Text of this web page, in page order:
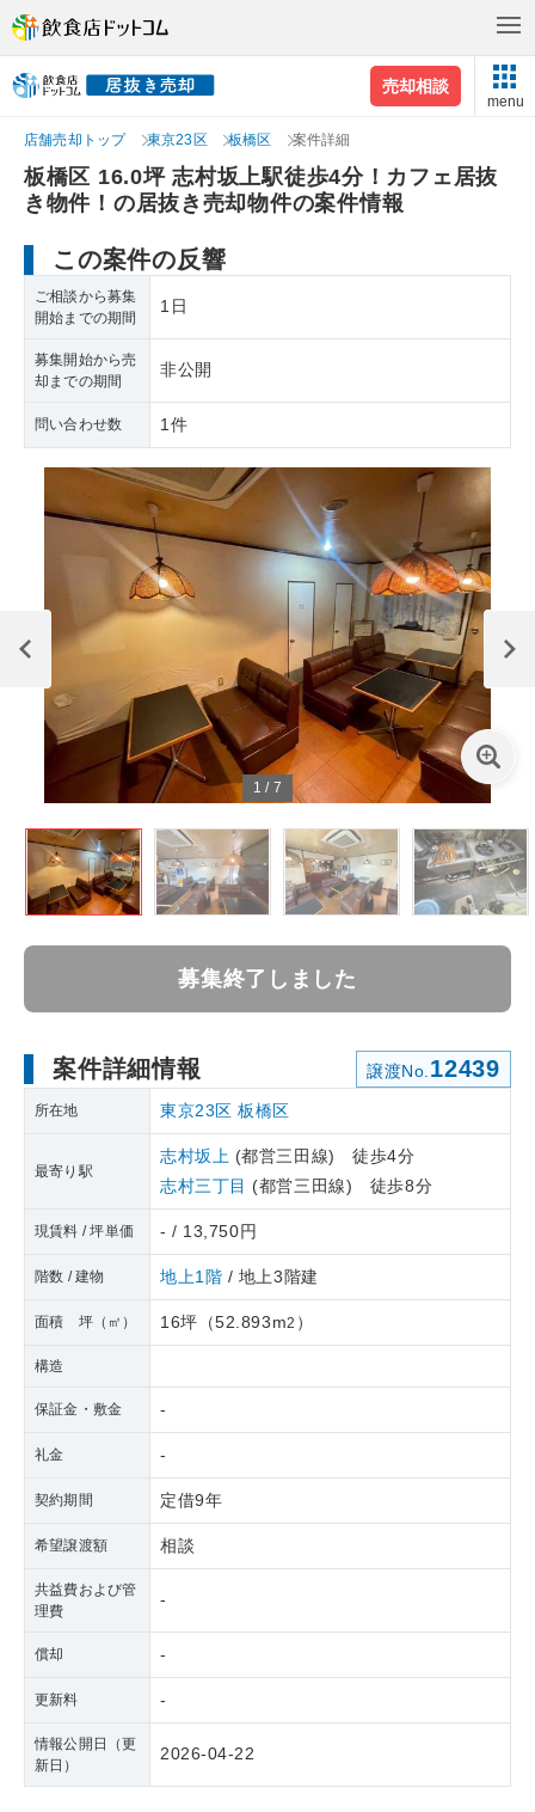
売却相談
menu
店舗売却トップ 東京23区 板橋区 案件詳細
板橋区 16.0坪 志村坂上駅徒歩4分！カフェ居抜
き物件！の居抜き売却物件の案件情報
この案件の反響
ご相談から募集
開始までの期間
1日
募集開始から売
却までの期間
非公開
問い合わせ数 1件
1 / 7
募集終了しました
案件詳細情報 譲渡No. 12439
所在地 東京23区 板橋区
最寄り駅
志村坂上 (都営三田線) 徒歩4分
志村三丁目 (都営三田線) 徒歩8分
現賃料 / 坪単価 - / 13,750円
階数 / 建物 地上1階 / 地上3階建
面積 坪（㎡） 16坪 （52.893m2 ）
構造
保証金・敷金 -
礼金 -
契約期間 定借9年
希望譲渡額 相談
共益費および管
理費
-
償却 -
更新料 -
情報公開日（更
新日）
2026-04-22